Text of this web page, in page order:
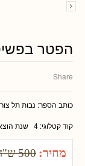
הפטר
Share
כותב הספר: נבות תל צור
קוד קטלוגי: 4 שנת
מחיר: 500 ש"ח